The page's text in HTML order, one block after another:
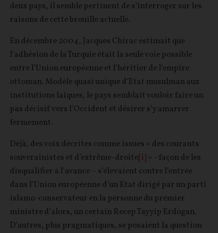
deux pays, il semble pertinent de s’interroger sur les
raisons de cette brouille actuelle.
En décembre 2004, Jacques Chirac estimait que
l’adhésion de la Turquie était la seule voie possible
entre l’Union européenne et l’héritier de l’empire
ottoman. Modèle quasi unique d’Etat musulman aux
institutions laïques, le pays semblait vouloir faire un
pas décisif vers l’Occident et désirer s’y amarrer
fermement.
Déjà, des voix décrites comme issues « des courants
souverainistes et d’extrême-droite[i] » - façon de les
disqualifier à l’avance – s’élevaient contre l’entrée
dans l’Union européenne d’un Etat dirigé par un parti
islamo-conservateur en la personne du premier
ministre d’alors, un certain Recep Tayyip Erdogan.
D’autres, plus pragmatiques, se posaient la question